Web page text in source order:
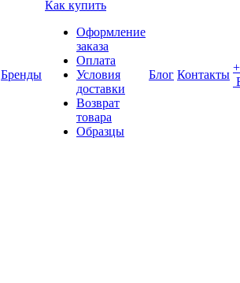
Бренды
Как купить
Оформление
заказа
Оплата
Условия
доставки
Возврат
товара
Образцы
Блог Контакты
+